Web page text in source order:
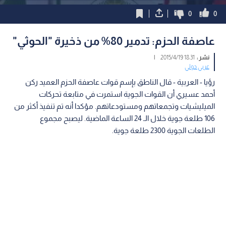
0
0
عاصفة الحزم: تدمير 80% من ذخيرة "الحوثي"
نشر : 18:31 2015/4/19
|
عربي دولي
رؤيا - العربية - قال الناطق بإسم قوات عاصفة الحزم العميد ركن
أحمد عسيري أن القوات الجوية استمرت في متابعة تحركات
الميليشيات وتجمعاتهم ومستودعاتهم. مؤكدا أنه تم تنفيذ أكثر من
106 طلعة جوية خلال الـ 24 الساعة الماضية. ليصبح مجموع
الطلعات الجوية 2300 طلعة جوية.